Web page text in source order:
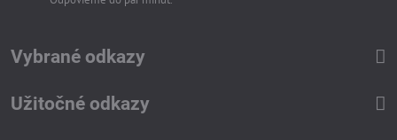
Vybrané odkazy
Užitočné odkazy